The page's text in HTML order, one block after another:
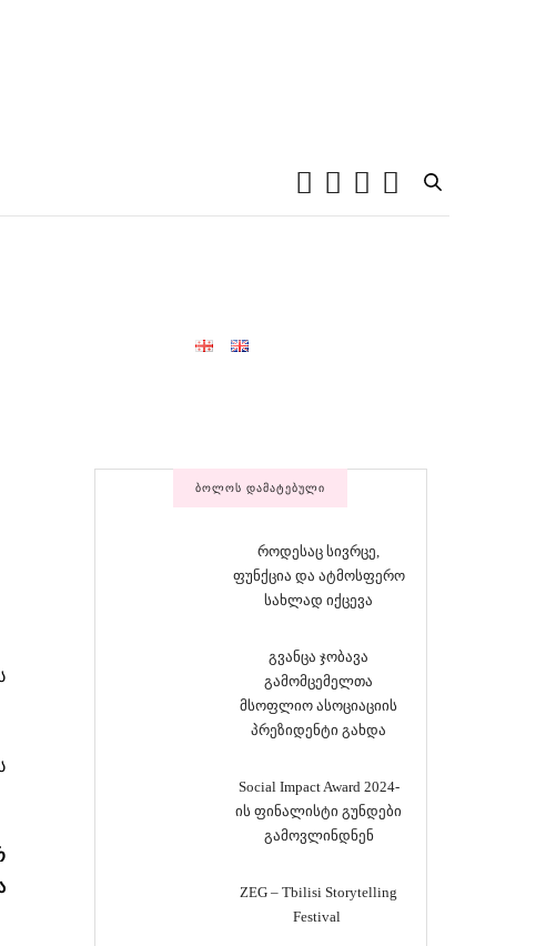
ᲑᲝᲚᲝᲡ ᲓᲐᲛᲐᲢᲔᲑᲣᲚᲘ
როდესაც სივრცე,
ფუნქცია და ატმოსფერო
სახლად იქცევა
გვანცა ჯობავა
გამომცემელთა
მსოფლიო ასოციაციის
პრეზიდენტი გახდა
Social Impact Award 2024-
ის ფინალისტი გუნდები
გამოვლინდნენ
ZEG – Tbilisi Storytelling
Festival